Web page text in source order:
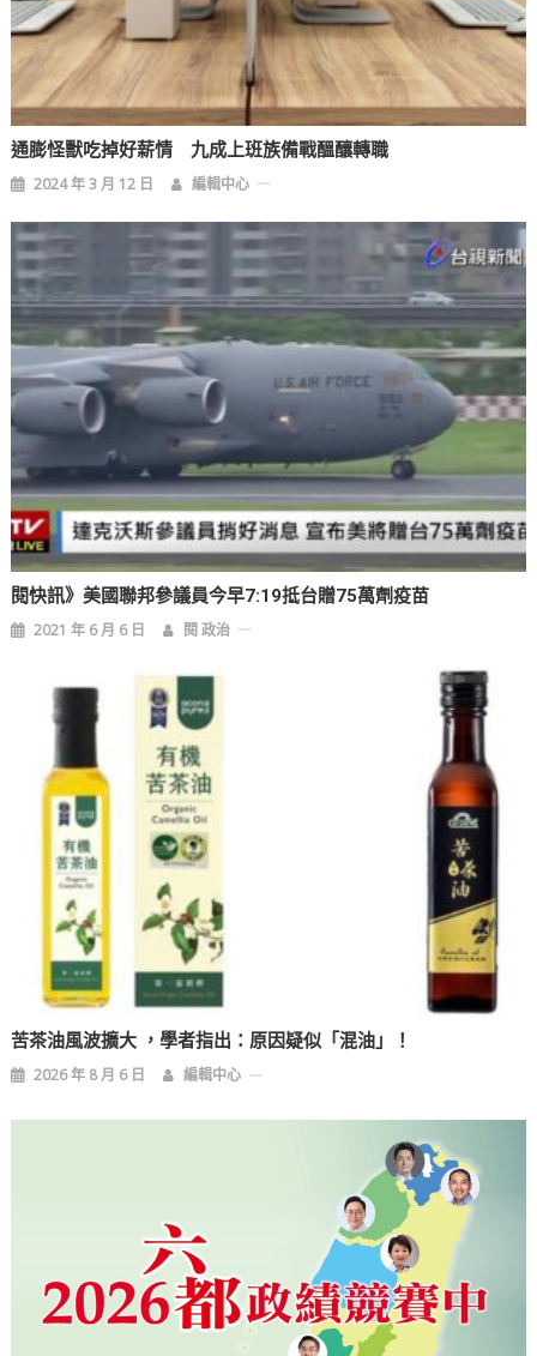
通膨怪獸吃掉好薪情 九成上班族備戰醞釀轉職
2024 年 3 月 12 日 編輯中心
閱快訊》美國聯邦參議員今早7:19抵台贈75萬劑疫苗
2021 年 6 月 6 日 閱 政治
苦茶油風波擴大 ，學者指出：原因疑似「混油」！
2026 年 8 月 6 日 編輯中心